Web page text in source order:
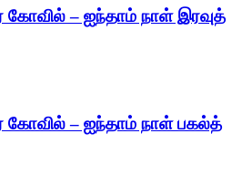
– ஐந்தாம் நாள் இரவுத்
– ஐந்தாம் நாள் பகல்த்